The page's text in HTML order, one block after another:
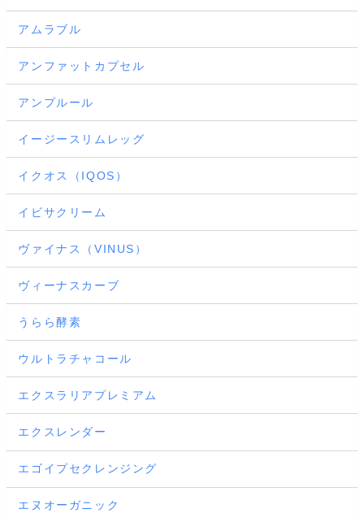
アムラブル
アンファットカプセル
アンプルール
イージースリムレッグ
イクオス（IQOS）
イビサクリーム
ヴァイナス（VINUS）
ヴィーナスカーブ
うらら酵素
ウルトラチャコール
エクスラリアプレミアム
エクスレンダー
エゴイプセクレンジング
エヌオーガニック